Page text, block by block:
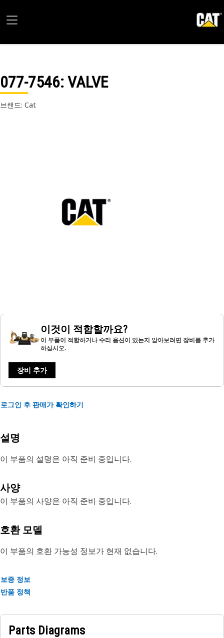
077-7546: VALVE
브랜드: Cat
이것이 적합할까요?
이 부품이 적합하거나 수리 옵션이 있는지 알아보려면 장비를 추가
하십시오.
장비 추가
로그인 후 판매가 확인하기
설명
이 부품의 설명은 아직 준비 중입니다.
사양
이 부품의 사양은 아직 준비 중입니다.
호환 모델
이 부품의 호환 가능성 정보가 현재 없습니다.
보증 정보
반품 정책
Parts Diagrams